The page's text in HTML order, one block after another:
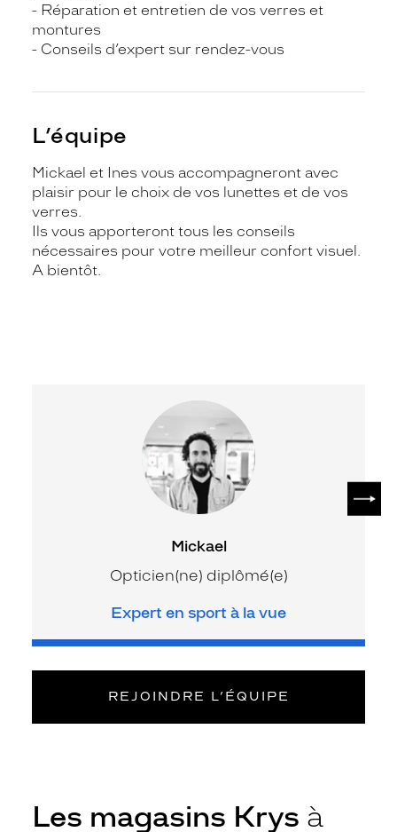
- Réparation et entretien de vos verres et
montures
- Conseils d’expert sur rendez-vous
L’équipe
Mickael et Ines vous accompagneront avec
plaisir pour le choix de vos lunettes et de vos
verres.
Ils vous apporteront tous les conseils
nécessaires pour votre meilleur confort visuel.
A bientôt.
Mickael
Opticien(ne) diplômé(e)
Expert en sport à la vue
REJOINDRE L’ÉQUIPE
Les magasins Krys à